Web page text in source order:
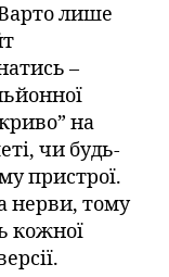
лише
–
на
чи будь-
пристрої.
нерви, тому
кожної